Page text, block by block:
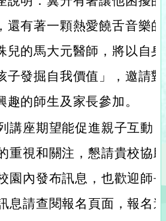
還有著一顆熱愛饒舌音樂
兒的馬大元醫師，將以自
子發掘自我價值」，邀請
趣的師生及家長參加。
講座期望能促進親子互動
重視和關注，懇請貴校協
園內發布訊息，也歡迎師
息請查閱報名頁面，報名